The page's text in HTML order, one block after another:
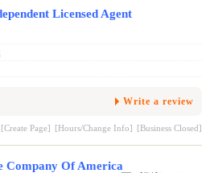
Licensed Agent
Write a review
[Create Page] [Hours/Change Info] [Business Closed]
Company Of America